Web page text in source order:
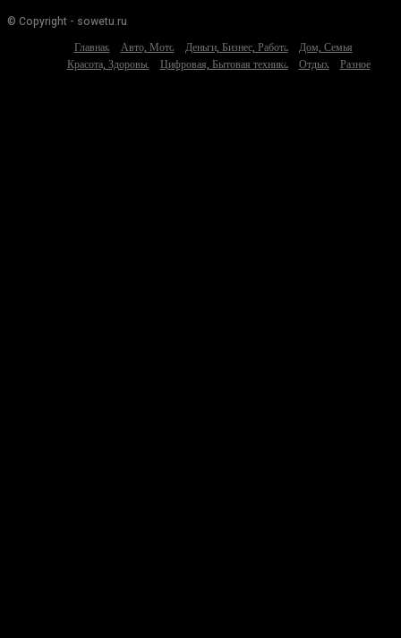
© Copyright - sowetu.ru
Главная
Авто, Мото Деньги, Бизнес, Работа
Дом, Семья
Красота, Здоровье
Цифровая, Бытовая техника Отдых Разное